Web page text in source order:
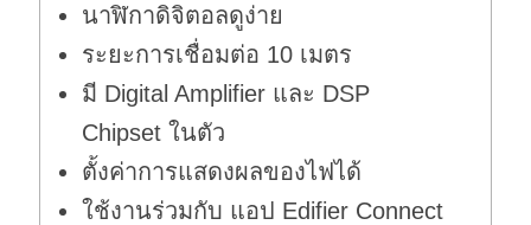
นาฬิกาดิจิตอลดูง่าย
ระยะการเชื่อมต่อ 10 เมตร
มี Digital Amplifier และ DSP
Chipset ในตัว
ตั้งค่าการแสดงผลของไฟได้
ใช้งานร่วมกับ แอป Edifier Connect